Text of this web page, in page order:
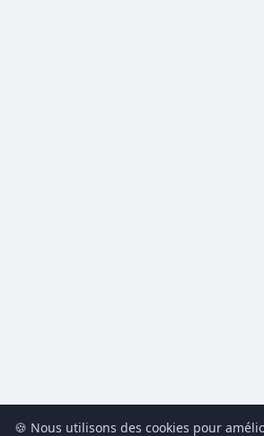
🍪 Nous utilisons des cookies pour